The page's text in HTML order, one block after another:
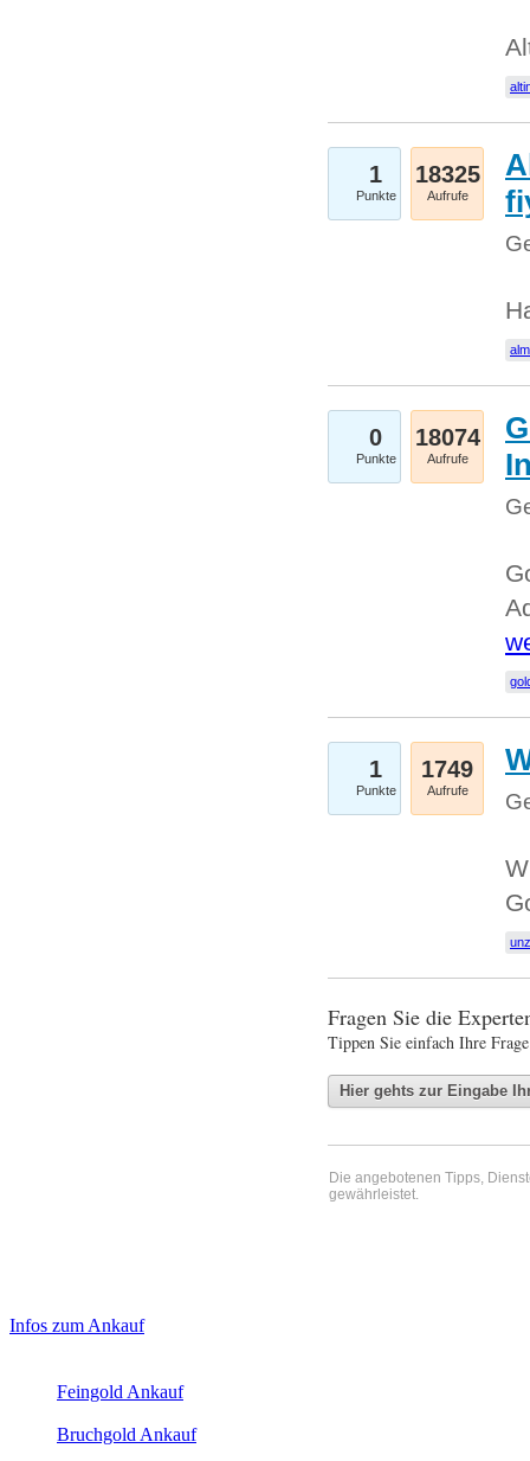
1
Punkte
18325
Aufrufe
0
Punkte
18074
Aufrufe
1
Punkte
1749
Aufrufe
Fragen Sie die
Tippen Sie einfach Ihre
Die angebotenen Tipps,
gewährleistet.
Sidebar
Infos zum Ankauf
Feingold Ankauf
Bruchgold Ankauf